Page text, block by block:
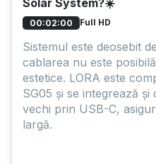
00:02:00 Full HD
Sistemul este deosebit
cablarea nu este
estetice. LORA este
SG05 și se integrează și
vechi prin USB-C,
largă.